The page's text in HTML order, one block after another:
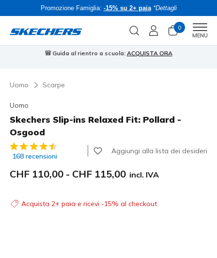
Promozione Famiglia: -15% su 2+ paia *Dettagli
0
MENU
ACQUISTA ORA ⭐Skechers VIP:
Uomo Scarpe
Uomo
Skechers Slip-ins Relaxed Fit: Pollard -
Osgood
Valutazione cliente 4.8 su 5
168 recensioni
Aggiungi alla lista dei desideri
CHF 110,00 - CHF 115,00 incl. IVA
Acquista 2+ paia e ricevi -15% al checkout